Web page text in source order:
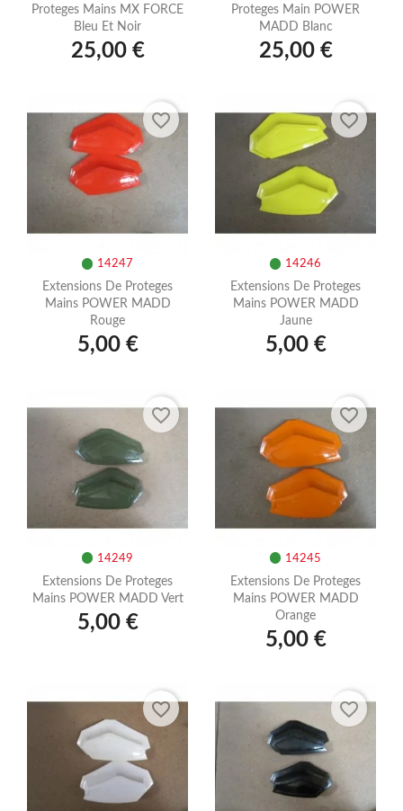
Proteges Mains MX FORCE
Bleu Et Noir
25,00 €
Proteges Main POWER
MADD Blanc
25,00 €
14247
Extensions De Proteges
Mains POWER MADD
Rouge
5,00 €
favorite_border
14246
Extensions De Proteges
Mains POWER MADD
Jaune
5,00 €
favorite_border
14249
Extensions De Proteges
Mains POWER MADD Vert
5,00 €
favorite_border
14245
Extensions De Proteges
Mains POWER MADD
Orange
5,00 €
favorite_border
favorite_border favorite_border